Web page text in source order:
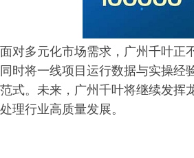
面对多元化市场需求，广州千叶正
同时将一线项目运行数据与实操
范式。未来，广州千叶将继续发挥
处理行业高质量发展。